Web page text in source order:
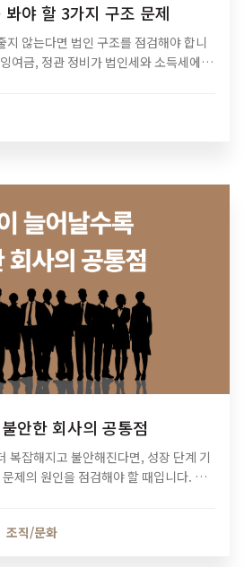
야 할 3가지 구조 문제
지 않는다면 법인 구조를 점검해야 합니
여금, 정관 정비가 법인세와 소득세에 미
안한 회사의 공통점
복잡해지고 불안해진다면, 성장 단계 기
문제의 원인을 점검해야 할 때입니다. 티
조직/문화